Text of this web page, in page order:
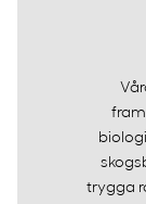
trygga